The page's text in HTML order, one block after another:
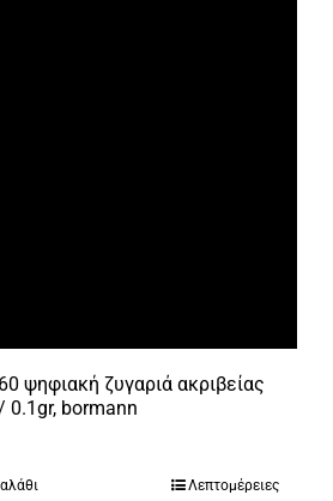
ψηφιακή ζυγαριά ακριβείας
0.1gr, bormann
Λεπτομέρειες